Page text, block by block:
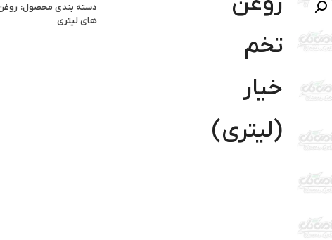
تخم
خیار
(لیتری)
دسته بندی محصول:
های لیتری